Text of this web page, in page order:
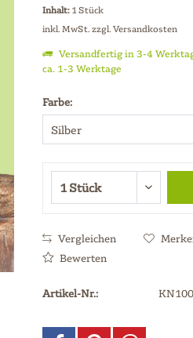
Inhalt: 1 Stück
inkl. MwSt. zzgl. Versandkosten
Versandfertig in 3-4
ca. 1-3 Werktage
Farbe:
Vergleichen
Bewerten
Artikel-Nr.: